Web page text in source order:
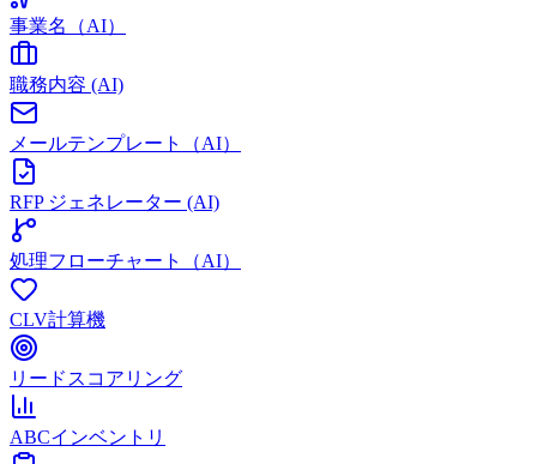
事業名（AI）
職務内容 (AI)
メールテンプレート（AI）
RFP ジェネレーター (AI)
処理フローチャート（AI）
CLV計算機
リードスコアリング
ABCインベントリ